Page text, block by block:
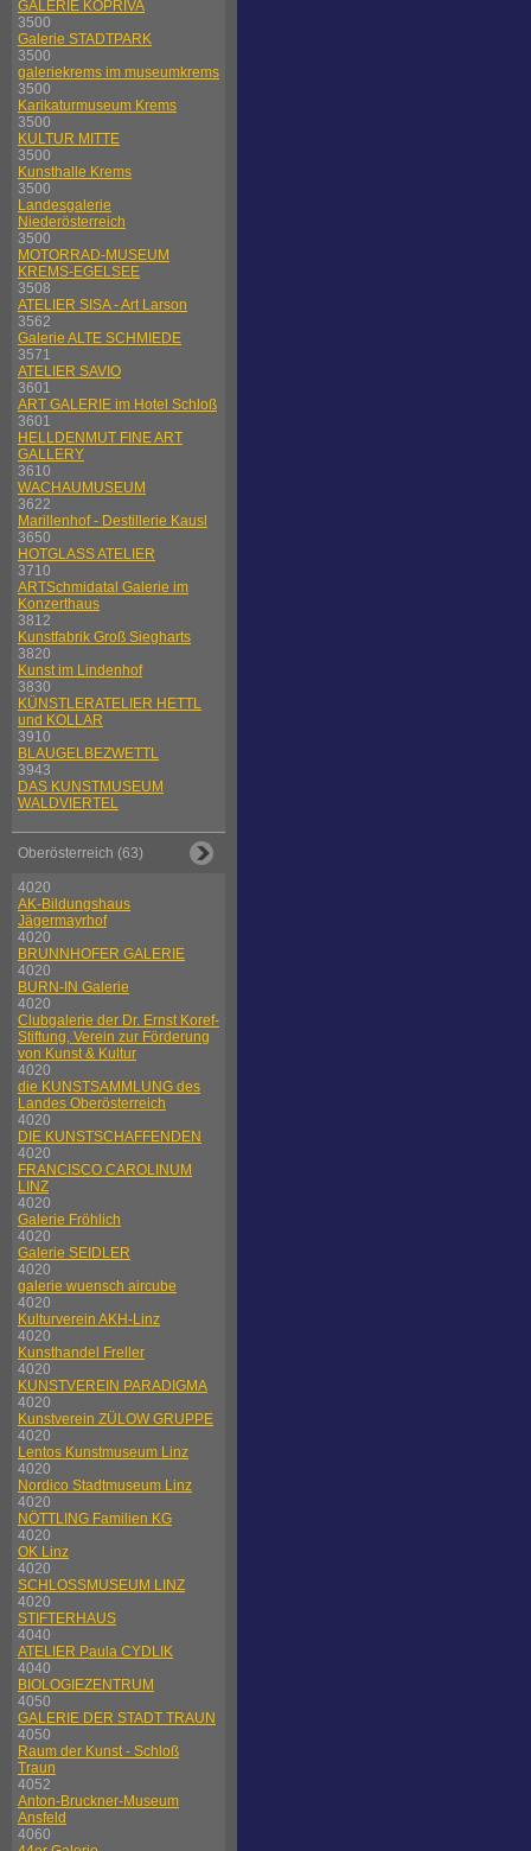
GALERIE KOPRIVA
3500
Galerie STADTPARK
3500
galeriekrems im museumkrems
3500
Karikaturmuseum Krems
3500
KULTUR MITTE
3500
Kunsthalle Krems
3500
Landesgalerie
Niederösterreich
3500
MOTORRAD-MUSEUM
KREMS-EGELSEE
3508
ATELIER SISA - Art Larson
3562
Galerie ALTE SCHMIEDE
3571
ATELIER SAVIO
3601
ART GALERIE im Hotel Schloß
3601
HELLDENMUT FINE ART
GALLERY
3610
WACHAUMUSEUM
3622
Marillenhof - Destillerie Kausl
3650
HOTGLASS ATELIER
3710
ARTSchmidatal Galerie im
Konzerthaus
3812
Kunstfabrik Groß Siegharts
3820
Kunst im Lindenhof
3830
KÜNSTLERATELIER HETTL
und KOLLAR
3910
BLAUGELBEZWETTL
3943
DAS KUNSTMUSEUM
WALDVIERTEL
Oberösterreich (63)
4020
AK-Bildungshaus
Jägermayrhof
4020
BRUNNHOFER GALERIE
4020
BURN-IN Galerie
4020
Clubgalerie der Dr. Ernst Koref-
Stiftung, Verein zur Förderung
von Kunst & Kultur
4020
die KUNSTSAMMLUNG des
Landes Oberösterreich
4020
DIE KUNSTSCHAFFENDEN
4020
FRANCISCO CAROLINUM
LINZ
4020
Galerie Fröhlich
4020
Galerie SEIDLER
4020
galerie wuensch aircube
4020
Kulturverein AKH-Linz
4020
Kunsthandel Freller
4020
KUNSTVEREIN PARADIGMA
4020
Kunstverein ZÜLOW GRUPPE
4020
Lentos Kunstmuseum Linz
4020
Nordico Stadtmuseum Linz
4020
NÖTTLING Familien KG
4020
OK Linz
4020
SCHLOSSMUSEUM LINZ
4020
STIFTERHAUS
4040
ATELIER Paula CYDLIK
4040
BIOLOGIEZENTRUM
4050
GALERIE DER STADT TRAUN
4050
Raum der Kunst - Schloß
Traun
4052
Anton-Bruckner-Museum
Ansfeld
4060